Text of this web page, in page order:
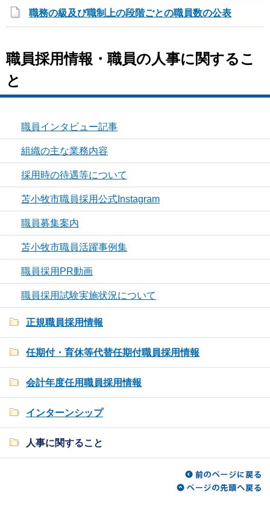
職務の級及び職制上の段階ごとの職員数の公表
職員採用情報・職員の人事に関するこ
と
職員インタビュー記事
組織の主な業務内容
採用時の待遇等について
苫小牧市職員採用公式Instagram
職員募集案内
苫小牧市職員活躍事例集
職員採用PR動画
職員採用試験実施状況について
正規職員採用情報
任期付・育休等代替任期付職員採用情報
会計年度任用職員採用情報
インターンシップ
人事に関すること